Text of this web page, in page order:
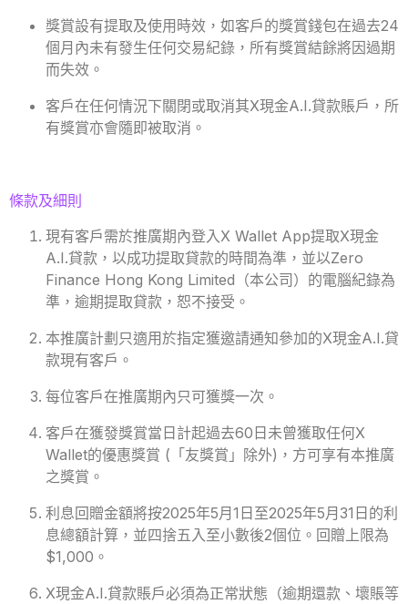
獎賞設有提取及使用時效，如客戶的獎賞錢包在過去24
個月內未有發生任何交易紀錄，所有獎賞結餘將因過期
而失效。
客戶在任何情況下關閉或取消其X現金A.I.貸款賬戶，所
有獎賞亦會隨即被取消。
條款及細則
現有客戶需於推廣期內登入X Wallet App提取X現金
A.I.貸款，以成功提取貸款的時間為準，並以Zero
Finance Hong Kong Limited（本公司）的電腦紀錄為
準，逾期提取貸款，恕不接受。
本推廣計劃只適用於指定獲邀請通知參加的X現金A.I.貸
款現有客戶。
每位客戶在推廣期內只可獲獎一次。
客戶在獲發獎賞當日計起過去60日未曾獲取任何X
Wallet的優惠獎賞 (「友獎賞」除外)，方可享有本推廣
之獎賞。
利息回贈金額將按2025年5月1日至2025年5月31日的利
息總額計算，並四捨五入至小數後2個位。回贈上限為
$1,000。
X現金A.I.貸款賬戶必須為正常狀態（逾期還款、壞賬等